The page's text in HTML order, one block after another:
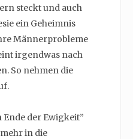
steckt und auch
ein Geheimnis
Männerprobleme
irgendwas nach
So nehmen die
der Ewigkeit”
in die